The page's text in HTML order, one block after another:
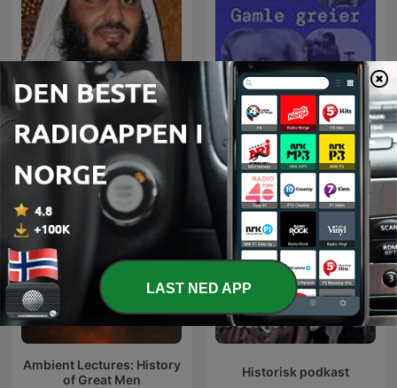
The Holy Quran, Sheikh
Ahmed Al-Ajmi | القران
الكريم أحمد العجمي
Gamle greier
Ambient Lectures: History
of Great Men
Historisk podkast
LAST NED APP